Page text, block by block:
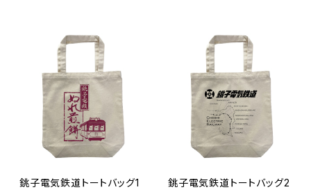
銚子電気鉄道トートバッグ1
銚子電気鉄道トートバッグ2